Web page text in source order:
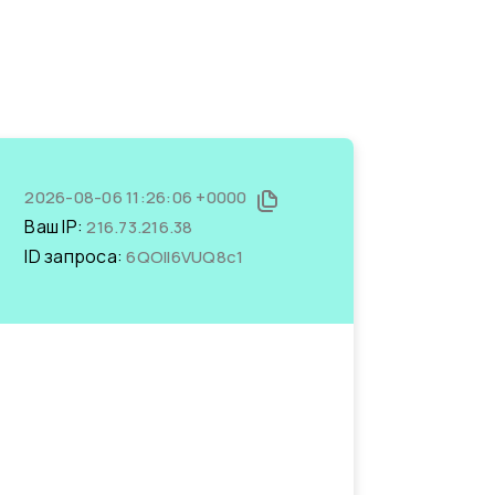
2026-08-06 11:26:06 +0000
Ваш IP:216.73.216.38
ID запроса:6QOIl6VUQ8c1